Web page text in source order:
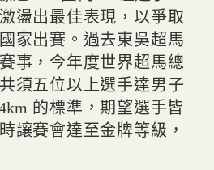
盪出最佳表現，以爭取
家出賽。過去東吳超馬
事，今年度世界超馬總
須五位以上選手達男子
的標準，期望選手皆
讓賽會達至金牌等級，